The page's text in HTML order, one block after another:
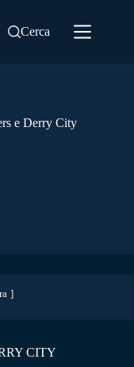
Cerca
e Derry City
CITY